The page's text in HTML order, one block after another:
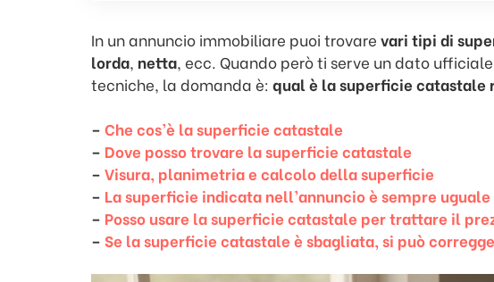
In un annuncio immobiliare puoi trovare vari tipi di
lorda, netta, ecc. Quando però ti serve un dato
tecniche, la domanda è: qual è la superficie catastale
– Che cos’è la superficie catastale
– Dove posso trovare la superficie catastale
– Visura, planimetria e calcolo della superficie
– La superficie indicata nell’annuncio è sempre
– Posso usare la superficie catastale per trattare il
– Se la superficie catastale è sbagliata, si può